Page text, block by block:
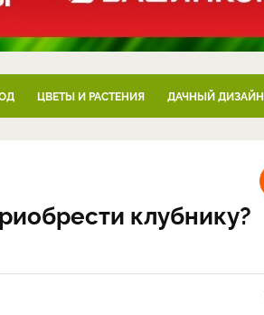
ЦВЕТЫ И РАСТЕНИЯ ДАЧНЫЙ ДИЗАЙН
клубнику?